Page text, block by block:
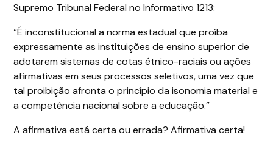
Supremo Tribunal Federal no Informativo 1213:
“É inconstitucional a norma estadual que proíba
expressamente as instituições de ensino superior de
adotarem sistemas de cotas étnico-raciais ou ações
afirmativas em seus processos seletivos, uma vez que
tal proibição afronta o princípio da isonomia material e
a competência nacional sobre a educação.”
A afirmativa está certa ou errada? Afirmativa certa!